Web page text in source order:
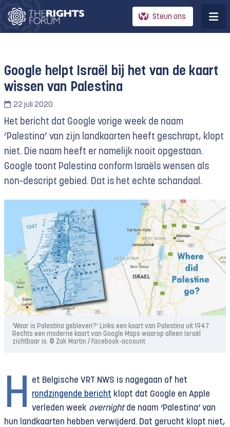
Steun ons
Google helpt Israël bij het van de kaart
wissen van Palestina
22 juli 2020
Het bericht dat Google vorige week de naam
‘Palestina’ van zijn landkaarten heeft geschrapt, klopt
niet. Die naam heeft er namelijk nooit opgestaan.
Google toont Palestina conform Israëls wensen als
non-descript gebied. Dat is het echte schandaal.
‘Waar is Palestina gebleven?’ Links een kaart van Palestina uit 1947.
Rechts een moderne kaart van Google Maps waarop alleen Israël
zichtbaar is. © Zak Martin / Facebook-account
H
et Belgische VRT NWS is nagegaan of het
rondzingende bericht klopt dat Google en Apple
verleden week overnightde naam ‘Palestina’ van
hun landkaarten hebben verwijderd. Dat gerucht klopt niet,